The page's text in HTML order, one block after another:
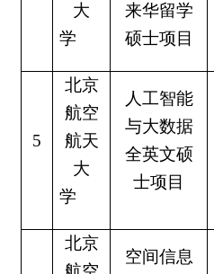
大
学
来华留学
硕士项目
5
北京
航空
航天
大
学
人工智能
与大数据
全英文硕
士项目
北京
空间信息